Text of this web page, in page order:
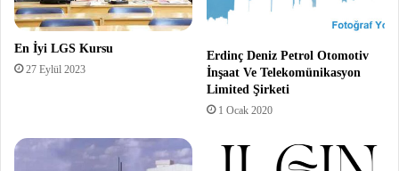
En İyi LGS Kursu
27 Eylül 2023
Erdinç Deniz Petrol Otomotiv
İnşaat Ve Telekomünikasyon
Limited Şirketi
1 Ocak 2020